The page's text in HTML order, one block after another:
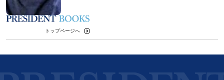
トップページへ